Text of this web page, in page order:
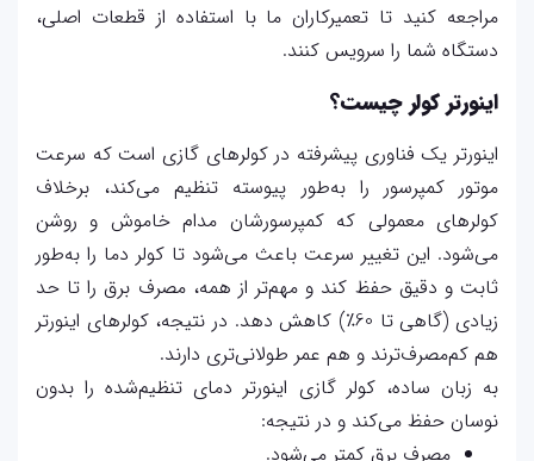
مراجعه کنید تا تعمیرکاران ما با استفاده از قطعات اصلی،
دستگاه شما را سرویس کنند.
اینورتر کولر چیست؟
اینورتر یک فناوری پیشرفته در کولرهای گازی است که سرعت
موتور کمپرسور را به‌طور پیوسته تنظیم می‌کند، برخلاف
کولرهای معمولی که کمپرسورشان مدام خاموش و روشن
می‌شود. این تغییر سرعت باعث می‌شود تا کولر دما را به‌طور
ثابت و دقیق حفظ کند و مهم‌تر از همه، مصرف برق را تا حد
زیادی (گاهی تا 60٪) کاهش دهد. در نتیجه، کولرهای اینورتر
هم کم‌مصرف‌ترند و هم عمر طولانی‌تری دارند.
به زبان ساده، کولر گازی اینورتر دمای تنظیم‌شده را بدون
نوسان حفظ می‌کند و در نتیجه:
مصرف برق کمتر می‌شود.